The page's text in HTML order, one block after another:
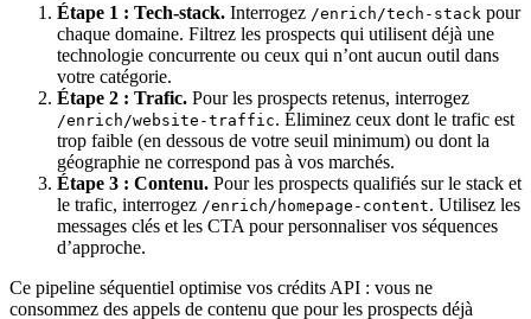
Étape 1 : Tech-stack. Interrogez /enrich/tech-stack pour
chaque domaine. Filtrez les prospects qui utilisent déjà une
technologie concurrente ou ceux qui n’ont aucun outil dans
votre catégorie.
Étape 2 : Trafic. Pour les prospects retenus, interrogez
/enrich/website-traffic. Éliminez ceux dont le trafic est
trop faible (en dessous de votre seuil minimum) ou dont la
géographie ne correspond pas à vos marchés.
Étape 3 : Contenu. Pour les prospects qualifiés sur le stack et
le trafic, interrogez /enrich/homepage-content. Utilisez les
messages clés et les CTA pour personnaliser vos séquences
d’approche.
Ce pipeline séquentiel optimise vos crédits API : vous ne
consommez des appels de contenu que pour les prospects déjà